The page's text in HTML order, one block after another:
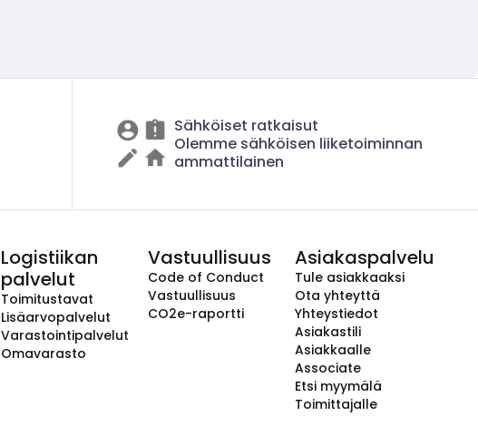
Sähköiset ratkaisut
Olemme sähköisen liiketoiminnan
ammattilainen
Logistiikan
palvelut
Toimitustavat
Lisäarvopalvelut
Varastointipalvelut
Omavarasto
Vastuullisuus
Code of Conduct
Vastuullisuus
CO2e-raportti
Asiakaspalvelu
Tule asiakkaaksi
Ota yhteyttä
Yhteystiedot
Asiakastili
Asiakkaalle
Associate
Etsi myymälä
Toimittajalle